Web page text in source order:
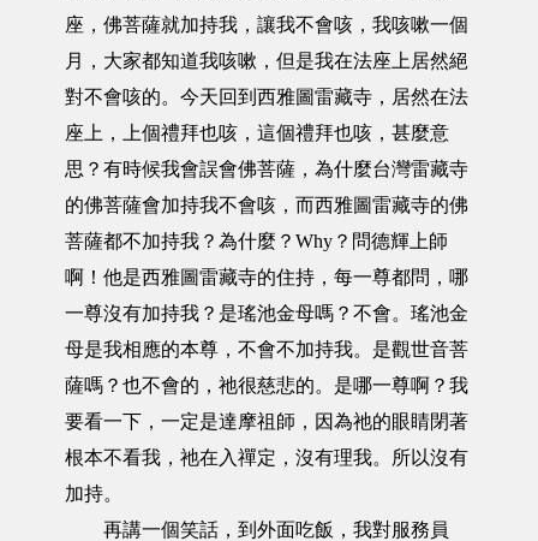
座，佛菩薩就加持我，讓我不會咳，我咳嗽一個
月，大家都知道我咳嗽，但是我在法座上居然絕
對不會咳的。今天回到西雅圖雷藏寺，居然在法
座上，上個禮拜也咳，這個禮拜也咳，甚麼意
思？有時候我會誤會佛菩薩，為什麼台灣雷藏寺
的佛菩薩會加持我不會咳，而西雅圖雷藏寺的佛
菩薩都不加持我？為什麼？Why？問德輝上師
啊！他是西雅圖雷藏寺的住持，每一尊都問，哪
一尊沒有加持我？是瑤池金母嗎？不會。瑤池金
母是我相應的本尊，不會不加持我。是觀世音菩
薩嗎？也不會的，祂很慈悲的。是哪一尊啊？我
要看一下，一定是達摩祖師，因為祂的眼睛閉著
根本不看我，祂在入禪定，沒有理我。所以沒有
加持。
再講一個笑話，到外面吃飯，我對服務員